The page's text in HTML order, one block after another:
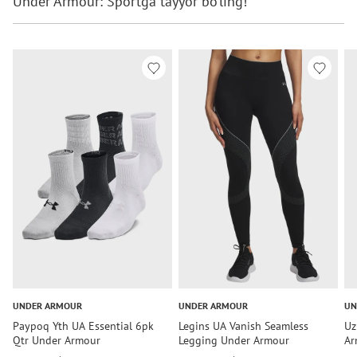
UNDER ARMOUR
Paypoq Yth UA Essential 6pk
Qtr Under Armour
UNDER ARMOUR
Legins UA Vanish Seamless
Legging Under Armour